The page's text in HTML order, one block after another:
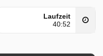
wurde auf Sat1
2025, 17:17 Uhr.
Laufzeit
40:52